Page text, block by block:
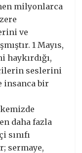
milyonlarca
ve
1 Mayıs,
seslerini
insanca bir
daha fazla
sınıfı
sermaye,